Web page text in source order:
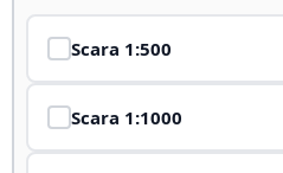
Scara 1:500
Scara 1:1000